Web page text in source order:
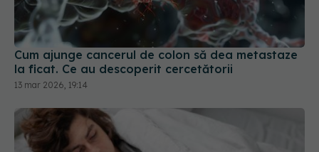
Cum ajunge cancerul de colon să dea metastaze
la ficat. Ce au descoperit cercetătorii
13 mar 2026, 19:14